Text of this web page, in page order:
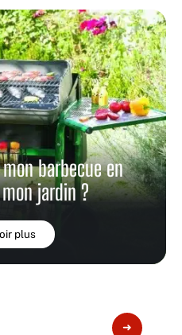
barbecue en
jardin ?
plus